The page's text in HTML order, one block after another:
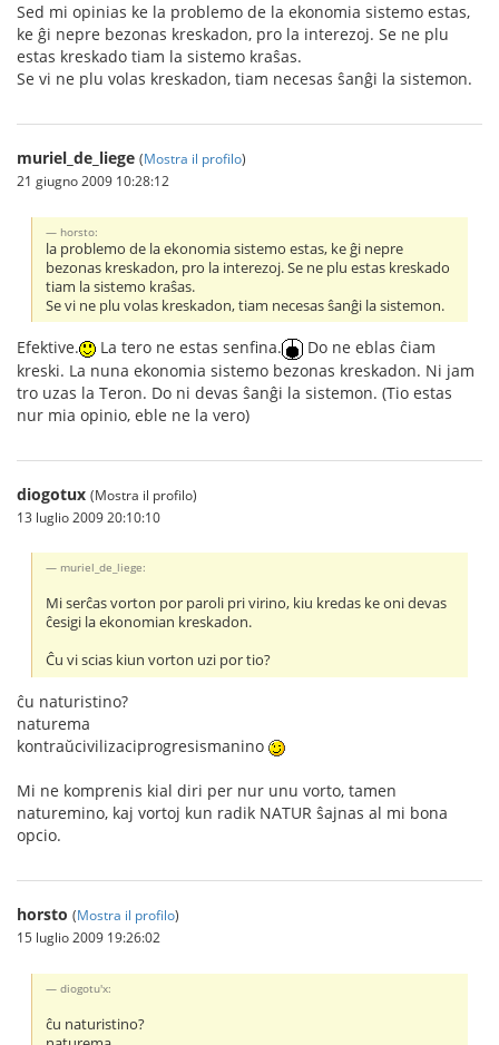
Sed mi opinias ke la problemo de la ekonomia sistemo estas,
ke ĝi nepre bezonas kreskadon, pro la interezoj. Se ne plu
estas kreskado tiam la sistemo kraŝas.
Se vi ne plu volas kreskadon, tiam necesas ŝanĝi la sistemon.
muriel_de_liege (Mostra il profilo)
21 giugno 2009 10:28:12
horsto:
la problemo de la ekonomia sistemo estas, ke ĝi nepre
bezonas kreskadon, pro la interezoj. Se ne plu estas kreskado
tiam la sistemo kraŝas.
Se vi ne plu volas kreskadon, tiam necesas ŝanĝi la sistemon.
Efektive. La tero ne estas senfina.
Do ne eblas ĉiam
kreski. La nuna ekonomia sistemo bezonas kreskadon. Ni jam
tro uzas la Teron. Do ni devas ŝanĝi la sistemon. (Tio estas
nur mia opinio, eble ne la vero)
diogotux (Mostra il profilo)
13 luglio 2009 20:10:10
muriel_de_liege:
Mi serĉas vorton por paroli pri virino, kiu kredas ke oni devas
ĉesigi la ekonomian kreskadon.
Ĉu vi scias kiun vorton uzi por tio?
ĉu naturistino?
naturema
kontraŭcivilizaciprogresismanino
Mi ne komprenis kial diri per nur unu vorto, tamen
naturemino, kaj vortoj kun radik NATUR ŝajnas al mi bona
opcio.
horsto (Mostra il profilo)
15 luglio 2009 19:26:02
diogotu'x:
ĉu naturistino?